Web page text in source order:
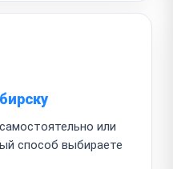
или
способ выбираете